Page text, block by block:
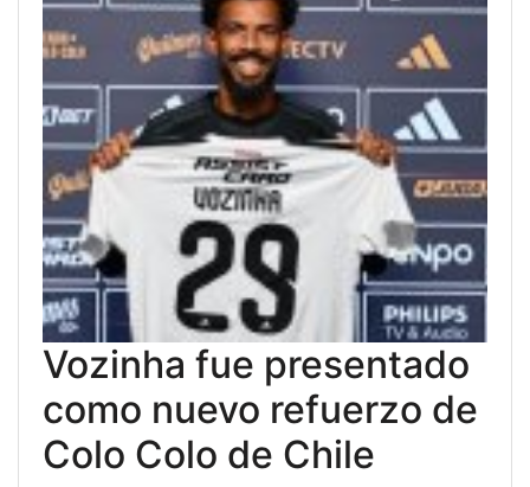
Vozinha fue presentado
como nuevo refuerzo de
Colo Colo de Chile